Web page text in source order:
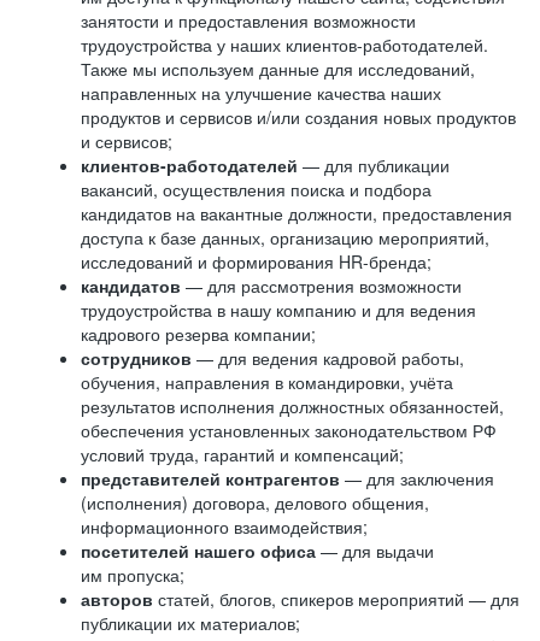
занятости и предоставления возможности
трудоустройства у наших клиентов-работодателей.
Также мы используем данные для исследований,
направленных на улучшение качества наших
продуктов и сервисов и/или создания новых продуктов
и сервисов;
клиентов-работодателей — для публикации
вакансий, осуществления поиска и подбора
кандидатов на вакантные должности, предоставления
доступа к базе данных, организацию мероприятий,
исследований и формирования HR-бренда;
кандидатов — для рассмотрения возможности
трудоустройства в нашу компанию и для ведения
кадрового резерва компании;
сотрудников — для ведения кадровой работы,
обучения, направления в командировки, учёта
результатов исполнения должностных обязанностей,
обеспечения установленных законодательством РФ
условий труда, гарантий и компенсаций;
представителей контрагентов — для заключения
(исполнения) договора, делового общения,
информационного взаимодействия;
посетителей нашего офиса — для выдачи
им пропуска;
авторов статей, блогов, спикеров мероприятий — для
публикации их материалов;